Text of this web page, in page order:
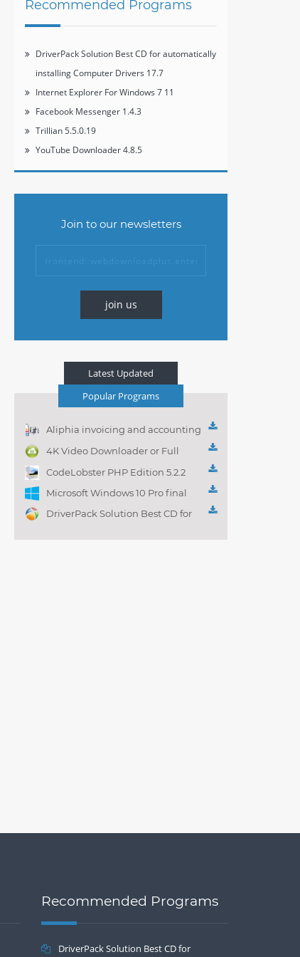
Recommended Programs
DriverPack Solution Best CD for automatically
installing Computer Drivers 17.7
Internet Explorer For Windows 7 11
Facebook Messenger 1.4.3
Trillian 5.5.0.19
YouTube Downloader 4.8.5
Join to our newsletters
join us
Latest Updated
Popular Programs
Aliphia invoicing and accounting
management 1.0.1
4K Video Downloader or Full
Playlist! 3.4.5.1525
CodeLobster PHP Edition 5.2.2
Microsoft Windows 10 Pro final
DriverPack Solution Best CD for
Recommended Programs
DriverPack Solution Best CD for